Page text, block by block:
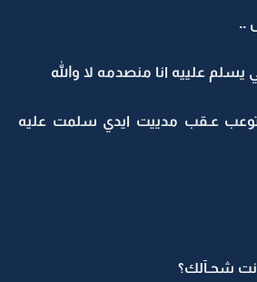
..
علييه انا منصدمه لا والله
عـقب مدييت ايدي سلمت عليه
انت شحـآلك؟